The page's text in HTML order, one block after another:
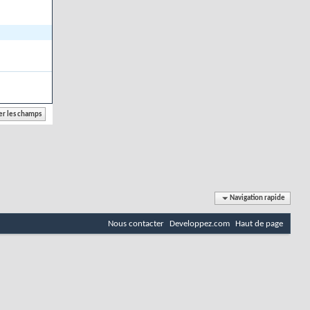
Navigation rapide
Nous contacter Developpez.com Haut de page